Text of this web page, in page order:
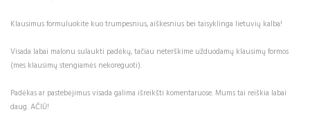
Klausimus formuluokite kuo trumpesnius, aiškesnius bei taisyklinga lietuvių kalba!
Visada labai malonu sulaukti padėkų, tačiau neterškime užduodamų klausimų formos
(mes klausimų stengiamės nekoreguoti).
Padėkas ar pastebėjimus visada galima išreikšti komentaruose. Mums tai reiškia labai
daug. AČIŪ!